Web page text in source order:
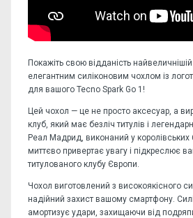
Покажіть свою відданість найвеличнішій
елегантним силіконовим чохлом із
для вашого Tecno Spark Go 1!
Цей чохол — це не просто аксесуар, а
клуб, який має безліч титулів і
Реал Мадрид, виконаний у королівських
миттєво привертає увагу і підкреслює
титулованого клубу Європи.
Чохол виготовлений з високоякісного
надійний захист вашому смартфону.
амортизує удари, захищаючи від